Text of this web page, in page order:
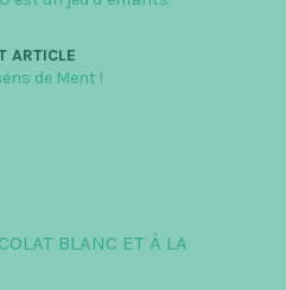
ARTICLE
de Ment !
BLANC ET À LA